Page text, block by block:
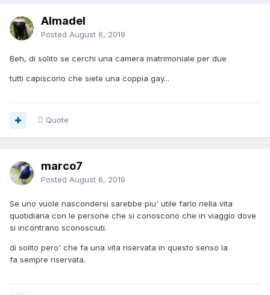
Almadel
Posted August 6, 2019
Beh, di solito se cerchi una camera matrimoniale per due
tutti capiscono che siete una coppia gay...
Quote
marco7
Posted August 6, 2019
Se uno vuole nascondersi sarebbe piu' utile farlo nella vita
quotidiana con le persone che si conoscono che in viaggio dove
si incontrano sconosciuti.
di solito pero' che fa una vita riservata in questo senso la
fa sempre riservata.